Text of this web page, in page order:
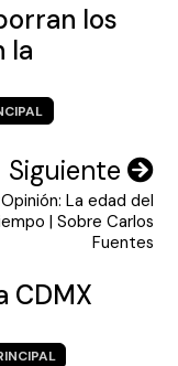
los
la
Siguiente
La edad del
| Sobre Carlos
Fuentes
CDMX